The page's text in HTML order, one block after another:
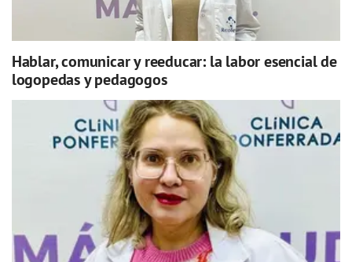
Hablar, comunicar y reeducar: la labor esencial de
logopedas y pedagogos